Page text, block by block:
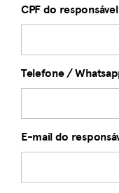
CPF do
Telefone /
E-mail do